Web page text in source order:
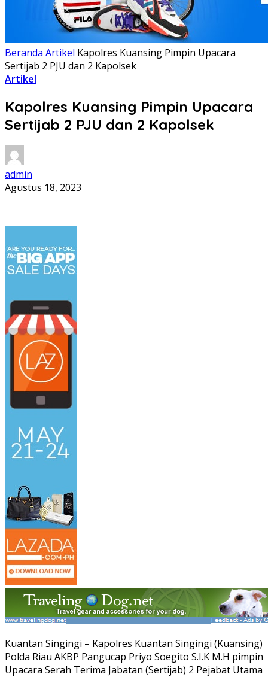
Beranda Artikel Kapolres Kuansing Pimpin Upacara
Sertijab 2 PJU dan 2 Kapolsek
Artikel
Kapolres Kuansing Pimpin Upacara
Sertijab 2 PJU dan 2 Kapolsek
admin
Agustus 18, 2023
Kuantan Singingi – Kapolres Kuantan Singingi (Kuansing)
Polda Riau AKBP Pangucap Priyo Soegito S.I.K M.H pimpin
Upacara Serah Terima Jabatan (Sertijab) 2 Pejabat Utama